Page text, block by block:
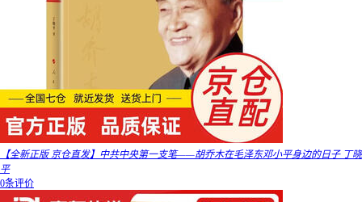
【全新正版 京仓直发】中共中央第一支笔——胡乔木在毛泽东邓小平身边的日子 丁晓
平
0条评价